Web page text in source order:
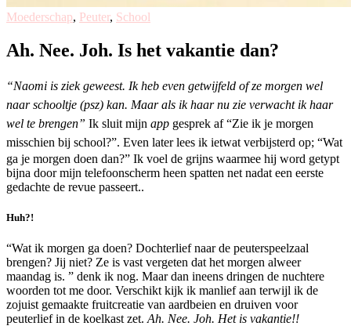
Moederschap, Peuter, School
Ah. Nee. Joh. Is het vakantie dan?
“Naomi is ziek geweest. Ik heb even getwijfeld of ze morgen wel
naar schooltje (psz) kan. Maar als ik haar nu zie verwacht ik haar
wel te brengen” Ik sluit mijn app gesprek af “Zie ik je morgen
misschien bij school?”. Even later lees ik ietwat verbijsterd op; “Wat
ga je morgen doen dan?” Ik voel de grijns waarmee hij word getypt
bijna door mijn telefoonscherm heen spatten net nadat een eerste
gedachte de revue passeert..
Huh?!
“Wat ik morgen ga doen? Dochterlief naar de peuterspeelzaal
brengen? Jij niet? Ze is vast vergeten dat het morgen alweer
maandag is. ” denk ik nog. Maar dan ineens dringen de nuchtere
woorden tot me door. Verschikt kijk ik manlief aan terwijl ik de
zojuist gemaakte fruitcreatie van aardbeien en druiven voor
peuterlief in de koelkast zet. Ah. Nee. Joh. Het is vakantie!!